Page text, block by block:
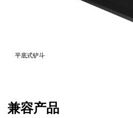
平底式铲斗
兼容产品